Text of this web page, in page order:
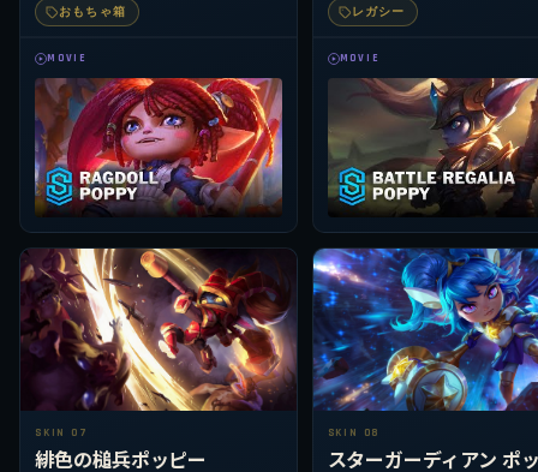
おもちゃ箱
MOVIE
レガシー
MOVIE
SKIN 07
緋色の槌兵ポッピー
SKIN 08
スターガーディアン ポ